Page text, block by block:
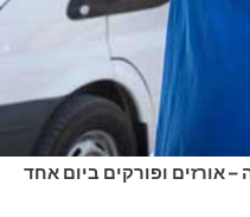
– אורזים ופורקים ביום אחד